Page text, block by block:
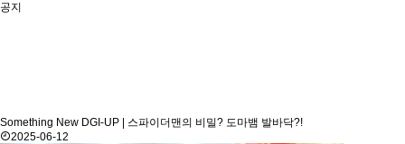
공지
Something New DGI-UP | 스파이더맨의 비밀? 도마뱀 발바닥?!
2025-06-12